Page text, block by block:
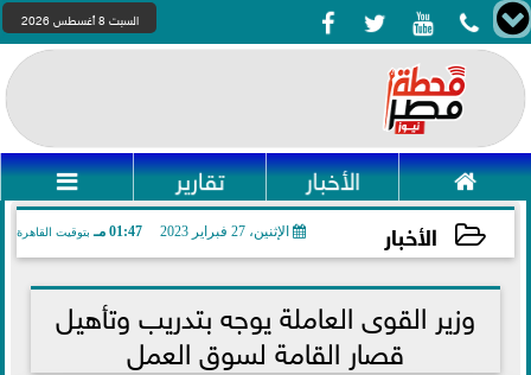
    السبت 8 أغسطس 2026
 الأخبار تقارير 
الأخبار الإثنين، 27 فبراير 2023 01:47 مـ بتوقيت القاهرة
2023-02-27 13:47:00وزير القوى العاملة يوجه بتدريب وتأهيل
قصار القامة لسوق العمل